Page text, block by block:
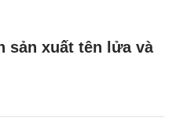
sản xuất tên lửa và